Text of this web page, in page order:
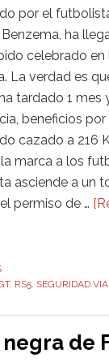
por el
Benzema, ha
celebrado
La verdad es
tardado 1 mes
beneficios
cazado a 216
marca a los
asciende a un
permiso de …
, RS5, SEGURIDAD
de